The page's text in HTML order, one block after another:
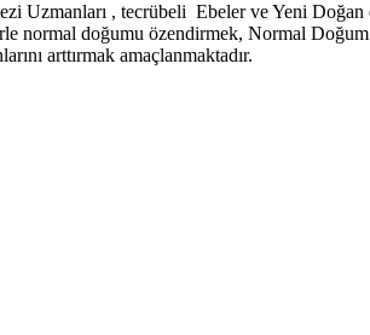
Uzmanları , tecrübeli Ebeler ve Yeni
normal doğumu özendirmek, Normal
arttırmak amaçlanmaktadır.